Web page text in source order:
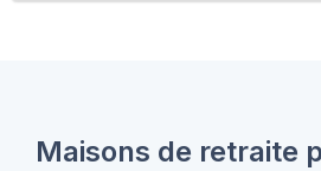
Maisons de retraite